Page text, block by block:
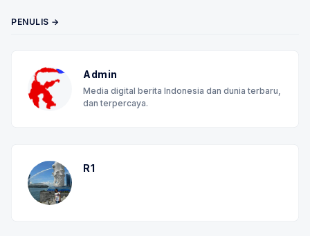
PENULIS →
Admin
Media digital berita Indonesia dan dunia terbaru,
dan terpercaya.
R1